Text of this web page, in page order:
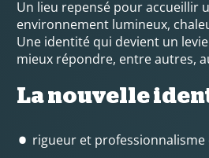
Un lieu repensé pour accueillir
environnement lumineux,
Une identité qui devient un
mieux répondre, entre autres,
La nouvelle
rigueur et professionnalisme